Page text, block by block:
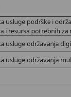
usluge podrške i
i resursa potrebnih
usluge održavanja
usluge održavanja